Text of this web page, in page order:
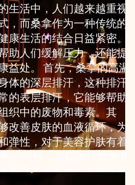
生活中，人们越来越重视
，而桑拿作为一种传统的
康生活的结合日益紧密。
助人们缓解压力，还能提
益处。 首先，桑拿的高温
体的深层排汗，这种排汗
的表层排汗，它能够帮助
织中的废物和毒素。其
改善皮肤的血液循环，为
弹性，对于美容护肤有着
身体的免疫力。在高温环